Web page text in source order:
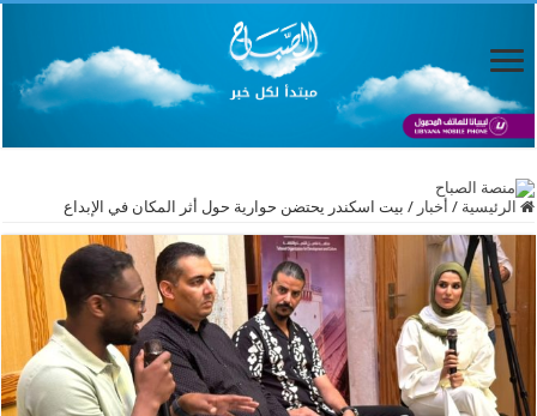
الرئيسية / أخبار / بيت اسكندر يحتضن حوارية حول أثر المكان في الإبداع